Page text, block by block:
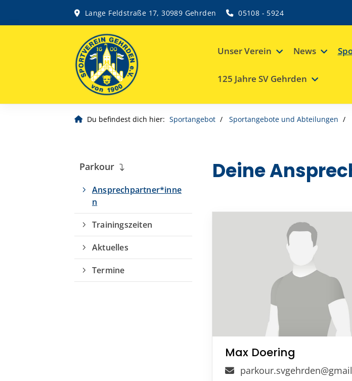
Lange Feldstraße 17, 30989 Gehrden 05108 - 5924
Unser Verein News
125 Jahre SV Gehrden
Du befindest dich hier: Sportangebot Sportangebote und Abteilungen
Deine
Max Doering
Parkour
Ansprechpartner*inne
n
Trainingszeiten
Aktuelles
Termine
Mitglieder-Service
Alles zur
Downloads
Termine
Fragen &